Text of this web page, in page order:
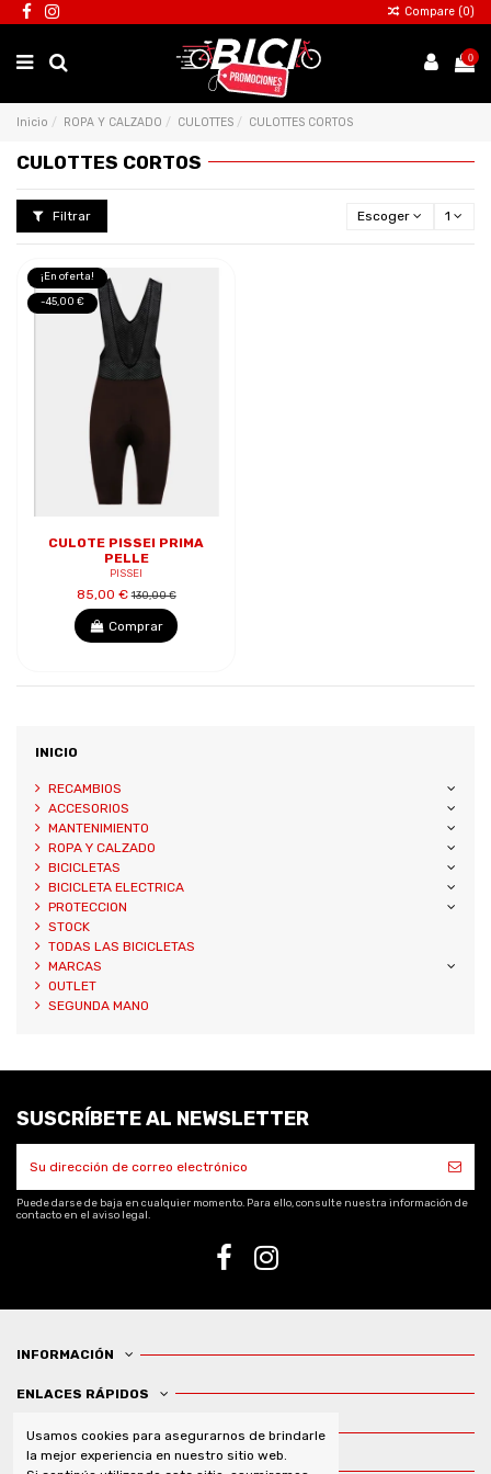
Compare (0)
0
Inicio ROPA Y CALZADO CULOTTES CULOTTES CORTOS
CULOTTES CORTOS
Filtrar Escoger 1
¡En oferta!
-45,00 €
CULOTE PISSEI PRIMA
PELLE
PISSEI
85,00 €130,00 €
Comprar
INICIO
RECAMBIOS
ACCESORIOS
MANTENIMIENTO
ROPA Y CALZADO
BICICLETAS
BICICLETA ELECTRICA
PROTECCION
STOCK
TODAS LAS BICICLETAS
MARCAS
OUTLET
SEGUNDA MANO
SUSCRÍBETE AL NEWSLETTER
Puede darse de baja en cualquier momento. Para ello, consulte nuestra información de
contacto en el aviso legal.
INFORMACIÓN
ENLACES RÁPIDOS
OFERTAS Y PROMOCIONES
Usamos cookies para asegurarnos de brindarle
la mejor experiencia en nuestro sitio web.